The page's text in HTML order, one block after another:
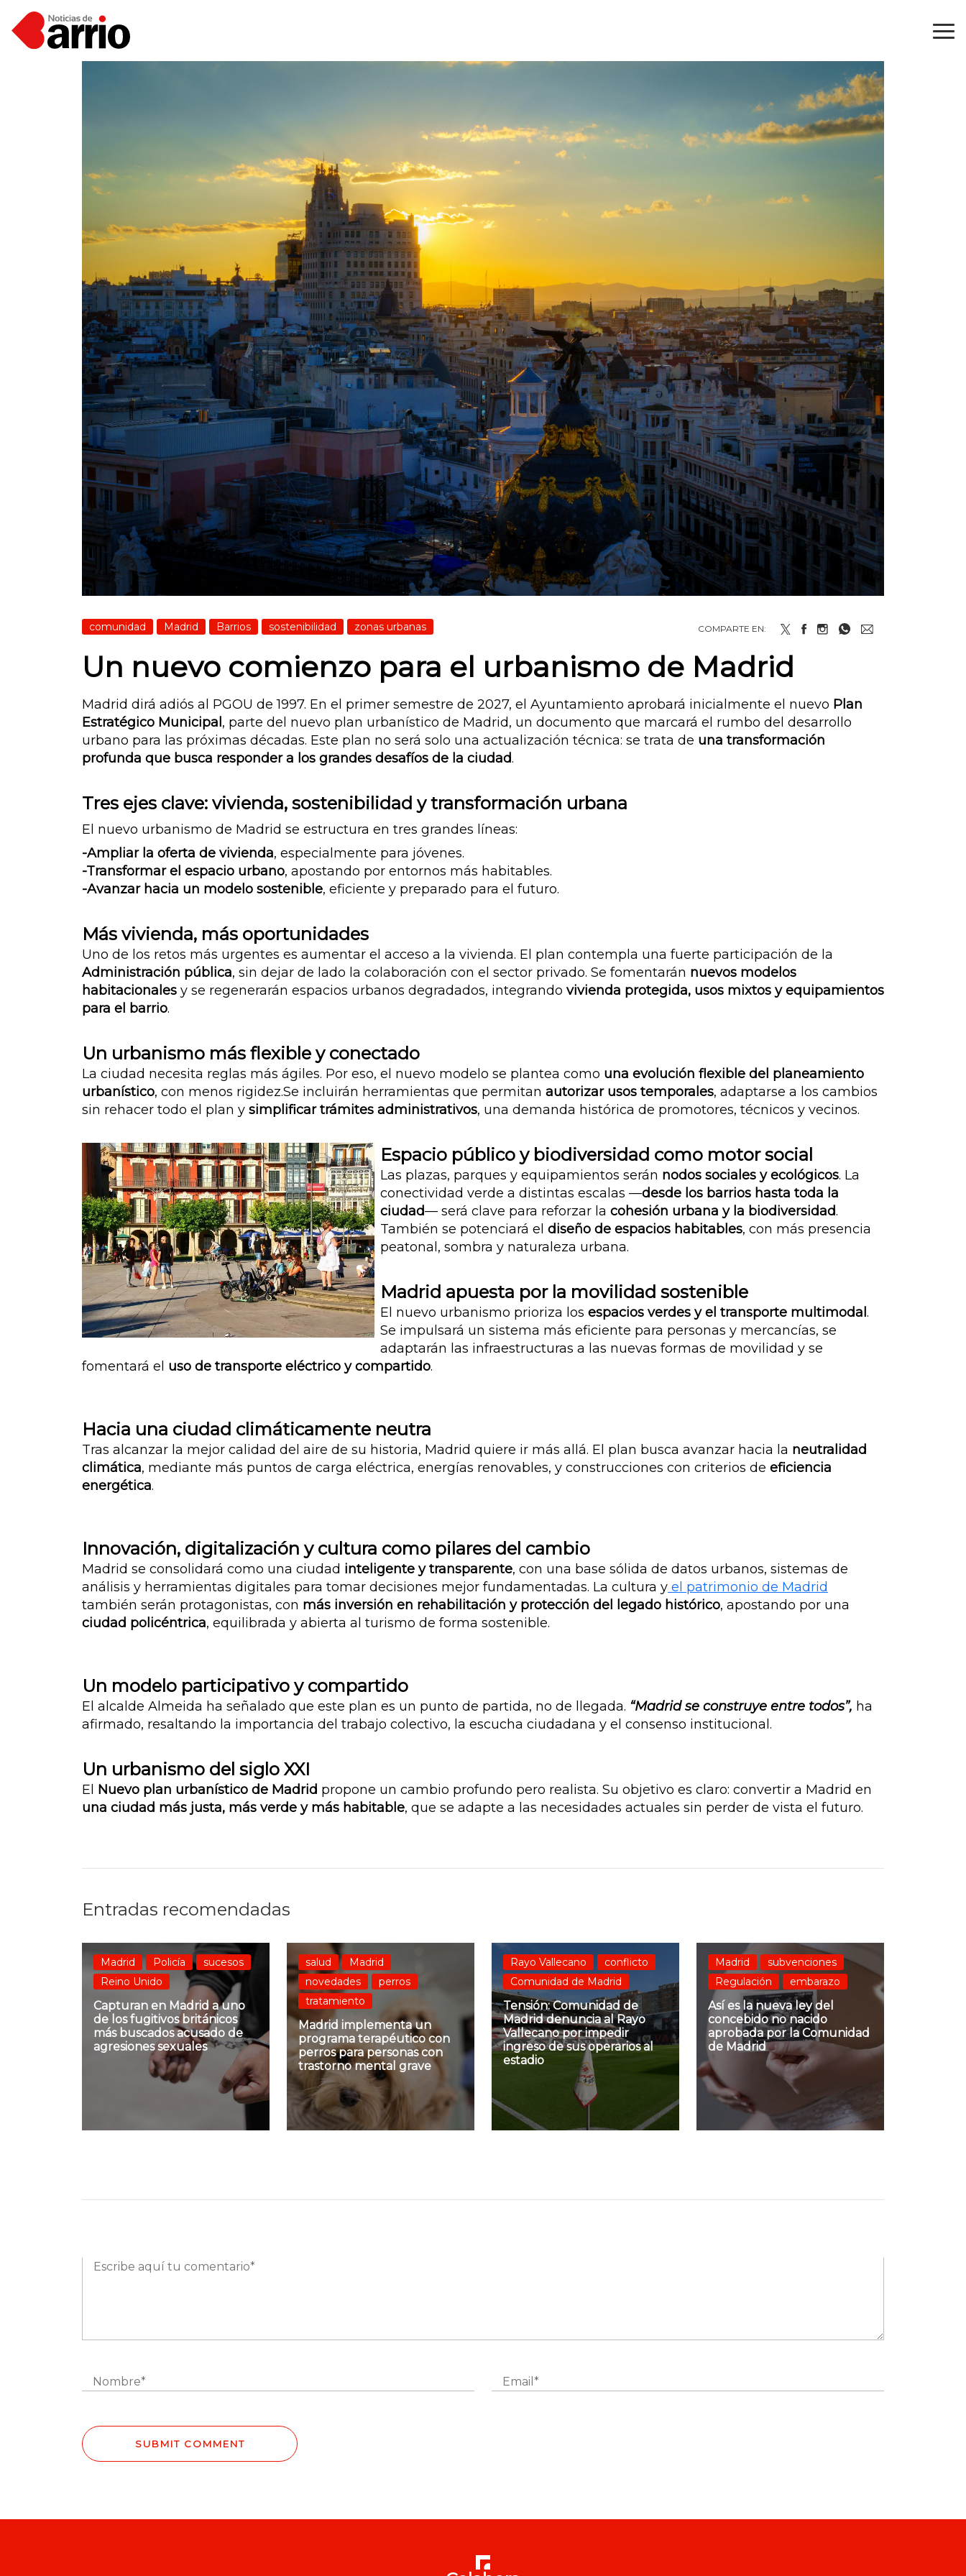
comunidad Madrid Barrios sostenibilidad zonas urbanas COMPARTE EN:
Un nuevo comienzo para el urbanismo de Madrid
Madrid dirá adiós al PGOU de 1997. En el primer semestre de 2027, el Ayuntamiento aprobará inicialmente el nuevo Plan
Estratégico Municipal , parte del nuevo plan urbanístico de Madrid, un documento que marcará el rumbo del desarrollo
urbano para las próximas décadas. Este plan no será solo una actualización técnica: se trata de una transformación
profunda que busca responder a los grandes desafíos de la ciudad.
Tres ejes clave: vivienda, sostenibilidad y transformación urbana
El nuevo urbanismo de Madrid se estructura en tres grandes líneas:
-Ampliar la oferta de vivienda, especialmente para jóvenes.
-Transformar el espacio urbano, apostando por entornos más habitables.
-Avanzar hacia un modelo sostenible, eficiente y preparado para el futuro.
Más vivienda, más oportunidades
Uno de los retos más urgentes es aumentar el acceso a la vivienda. El plan contempla una fuerte participación de la
Administración pública, sin dejar de lado la colaboración con el sector privado. Se fomentarán nuevos modelos
habitacionales y se regenerarán espacios urbanos degradados, integrando vivienda protegida, usos mixtos y equipamientos
para el barrio.
Un urbanismo más flexible y conectado
La ciudad necesita reglas más ágiles. Por eso, el nuevo modelo se plantea como una evolución flexible del planeamiento
urbanístico, con menos rigidez.Se incluirán herramientas que permitan autorizar usos temporales, adaptarse a los cambios
sin rehacer todo el plan y simplificar trámites administrativos, una demanda histórica de promotores, técnicos y vecinos.
Espacio público y biodiversidad como motor social
Las plazas, parques y equipamientos serán nodos sociales y ecológicos. La
conectividad verde a distintas escalas —desde los barrios hasta toda la
ciudad— será clave para reforzar la cohesión urbana y la biodiversidad.
También se potenciará el diseño de espacios habitables, con más presencia
peatonal, sombra y naturaleza urbana.
Madrid apuesta por la movilidad sostenible
El nuevo urbanismo prioriza los espacios verdes y el transporte multimodal .
Se impulsará un sistema más eficiente para personas y mercancías, se
adaptarán las infraestructuras a las nuevas formas de movilidad y se
fomentará el uso de transporte eléctrico y compartido.
Hacia una ciudad climáticamente neutra
Tras alcanzar la mejor calidad del aire de su historia, Madrid quiere ir más allá. El plan busca avanzar hacia la neutralidad
climática, mediante más puntos de carga eléctrica, energías renovables, y construcciones con criterios de eficiencia
energética.
Innovación, digitalización y cultura como pilares del cambio
Madrid se consolidará como una ciudad inteligente y transparente, con una base sólida de datos urbanos, sistemas de
análisis y herramientas digitales para tomar decisiones mejor fundamentadas. La cultura y el patrimonio de Madrid
también serán protagonistas, con más inversión en rehabilitación y protección del legado histórico, apostando por una
ciudad policéntrica, equilibrada y abierta al turismo de forma sostenible.
Un modelo participativo y compartido
El alcalde Almeida ha señalado que este plan es un punto de partida, no de llegada. “Madrid se construye entre todos”, ha
afirmado, resaltando la importancia del trabajo colectivo, la escucha ciudadana y el consenso institucional.
Un urbanismo del siglo XXI
El Nuevo plan urbanístico de Madrid propone un cambio profundo pero realista. Su objetivo es claro: convertir a Madrid en
una ciudad más justa, más verde y más habitable, que se adapte a las necesidades actuales sin perder de vista el futuro.
Entradas recomendadas
Madrid Policía
sucesos
Reino Unido
Capturan en Madrid a uno
de los fugitivos británicos
más buscados acusado de
agresiones sexuales
salud
Madrid
novedades
perros
tratamiento
Madrid implementa un
programa terapéutico con
perros para personas con
trastorno mental grave
Rayo Vallecano
conflicto
Comunidad de Madrid
Tensión: Comunidad de
Madrid denuncia al Rayo
Vallecano por impedir
ingreso de sus operarios al
estadio
Madrid
subvenciones
Regulación
embarazo
Así es la nueva ley del
concebido no nacido
aprobada por la Comunidad
de Madrid